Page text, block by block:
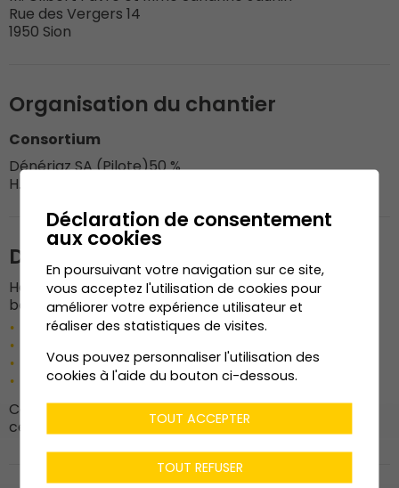
Rue des Vergers 14
1950 Sion
Organisation du chantier
Consortium
Dénériaz SA (Pilote)50 %
H. Buchard SA
Description de l'ouvrage
Halle pour les bus sédunois avec murs et piliers en
béton armé et toiture plate en bois, composée de:
Fermes triangulées en bois lamellé-collé
Panneau OSB
Complexe d'isolation
Construction réalisée entièrement en bois suisse
certifié COBS, fourni par Sobecol
Déclaration de consentement
aux cookies
En poursuivant votre navigation sur ce site,
vous acceptez l'utilisation de cookies pour
améliorer votre expérience utilisateur et
réaliser des statistiques de visites.
Vous pouvez personnaliser l'utilisation des
cookies à l'aide du bouton ci-dessous.
TOUT ACCEPTER
TOUT REFUSER